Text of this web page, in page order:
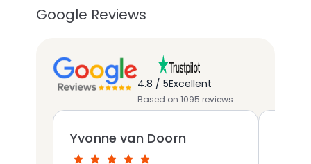
Google Reviews
4.8 / 5Excellent
Based on 1095 reviews
Yvonne van Doorn